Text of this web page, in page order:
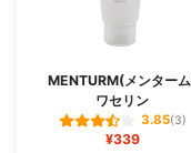
MENTURM(メンター
ワセリン
3.85(3)
¥339